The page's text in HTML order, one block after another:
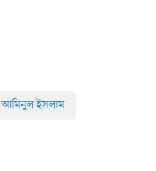
আমিনুল ইসলাম